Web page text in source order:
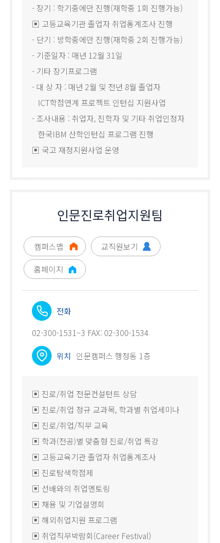
- 장기 : 학기중에만 진행(재학중 1회 진행가능)
▣ 고등교육기관 졸업자 취업통계조사 진행
- 단기 : 방학중에만 진행(재학중 2회 진행가능)
- 기준일자 : 매년 12월 31일
- 기타 장기프로그램
- 대 상 자 : 매년 2월 및 전년 8월 졸업자
ICT학점연계 프로젝트 인턴십 지원사업
- 조사내용 : 취업자, 진학자 및 기타 취업인정자
한국IBM 산학인턴십 프로그램 진행
▣ 국고 재정지원사업 운영
인문진로취업지원팀
캠퍼스맵
교직원보기
홈페이지
전화
02-300-1531~3 FAX: 02-300-1534
위치 인문캠퍼스 행정동 1층
▣ 진로/취업 전문컨설턴트 상담
▣ 진로/취업 정규 교과목, 학과별 취업세미나
▣ 진로/취업/직무 교육
▣ 학과(전공)별 맞춤형 진로/취업 특강
▣ 고등교육기관 졸업자 취업통계조사
▣ 진로탐색학점제
▣ 선배와의 취업멘토링
▣ 채용 및 기업설명회
▣ 해외취업지원 프로그램
▣ 취업직무박람회(Career Festival)